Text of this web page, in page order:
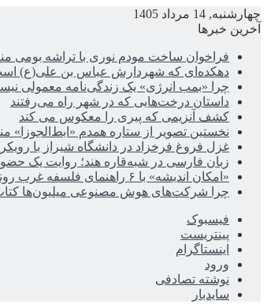
چهارشنبه, 14 مرداد 1405
آخرین خبرها
فراخوان ساخت مودم نوری با تراشه بومی
دهکده‌ای که شهردارش عباس بن علی(ع)
چرا «بمب انرژی» یک زندگی‌نامه معمولی
داستان درخت‌هایی که در شهر راه می‌رفتند
کشف آنزیمی که پیری را معکوس می کند
نخستین تصویر از ستاره همدم «ابط‌الجوزا»
غزل فروغ فرخزاد در دانشگاه شیراز با
زبان فارسی در شبه‌قاره هند؛ روایت یک
«امکان اندیشه» با ۶ راهنمای فلسفه غرب رونمایی شد
چرا شرکت‌های هوش مصنوعی میلیون‌ها کتاب
فیسبوک
پینتریست
اینستاگرام
ورود
نوشته تصادفی
سایدبار